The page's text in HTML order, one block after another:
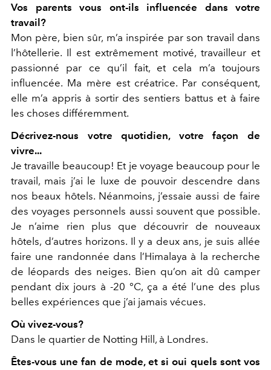
Vos parents vous ont-ils influencée dans votre
travail?
Mon père, bien sûr, m’a inspirée par son travail dans
l’hôtellerie. Il est extrêmement motivé, travailleur et
passionné par ce qu’il fait, et cela m’a toujours
influencée. Ma mère est créatrice. Par conséquent,
elle m’a appris à sortir des sentiers battus et à faire
les choses différemment.
Décrivez-nous votre quotidien, votre façon de
vivre...
Je travaille beaucoup! Et je voyage beaucoup pour le
travail, mais j’ai le luxe de pouvoir descendre dans
nos beaux hôtels. Néanmoins, j’essaie aussi de faire
des voyages personnels aussi souvent que possible.
Je n’aime rien plus que découvrir de nouveaux
hôtels, d’autres horizons. Il y a deux ans, je suis allée
faire une randonnée dans l’Himalaya à la recherche
de léopards des neiges. Bien qu’on ait dû camper
pendant dix jours à -20 °C, ça a été l’une des plus
belles expériences que j’ai jamais vécues.
Où vivez-vous?
Dans le quartier de Notting Hill, à Londres.
Êtes-vous une fan de mode, et si oui quels sont vos